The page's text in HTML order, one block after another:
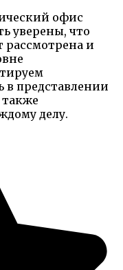
офис
уверены, что
рассмотрена и
в представлении
делу.